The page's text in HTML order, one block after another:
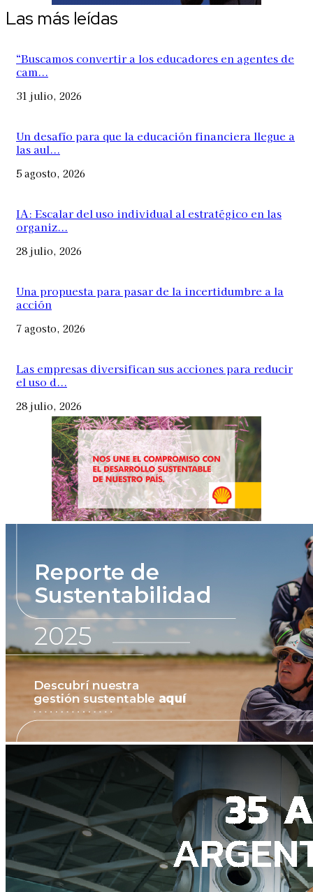
Las más leídas
“Buscamos convertir a los educadores en agentes de
cam...
31 julio, 2026
Un desafío para que la educación financiera llegue a
las aul...
5 agosto, 2026
IA: Escalar del uso individual al estratégico en las
organiz...
28 julio, 2026
Una propuesta para pasar de la incertidumbre a la
acción
7 agosto, 2026
Las empresas diversifican sus acciones para reducir
el uso d...
28 julio, 2026